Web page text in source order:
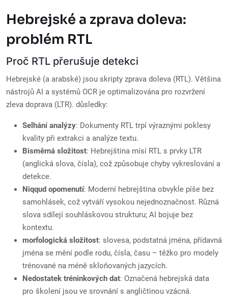
Hebrejské a zprava doleva:
problém RTL
Proč RTL přerušuje detekci
Hebrejské (a arabské) jsou skripty zprava doleva (RTL). Většina
nástrojů AI a systémů OCR je optimalizována pro rozvržení
zleva doprava (LTR). důsledky:
Selhání analýzy: Dokumenty RTL trpí výraznými poklesy
kvality při extrakci a analýze textu.
Bisměrná složitost: Hebrejština mísí RTL s prvky LTR
(anglická slova, čísla), což způsobuje chyby vykreslování a
detekce.
Niqqud opomenutí: Moderní hebrejština obvykle píše bez
samohlásek, což vytváří vysokou nejednoznačnost. Různá
slova sdílejí souhláskovou strukturu; AI bojuje bez
kontextu.
morfologická složitost: slovesa, podstatná jména, přídavná
jména se mění podle rodu, čísla, času – těžko pro modely
trénované na méně skloňovaných jazycích.
Nedostatek tréninkových dat: Označená hebrejská data
pro školení jsou ve srovnání s angličtinou vzácná.